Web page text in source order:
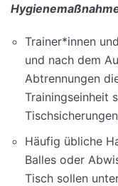
Trainer*innen
und nach dem
Abtrennungen
Trainingseinheit
Häufig übliche
Balles oder
Tisch sollen